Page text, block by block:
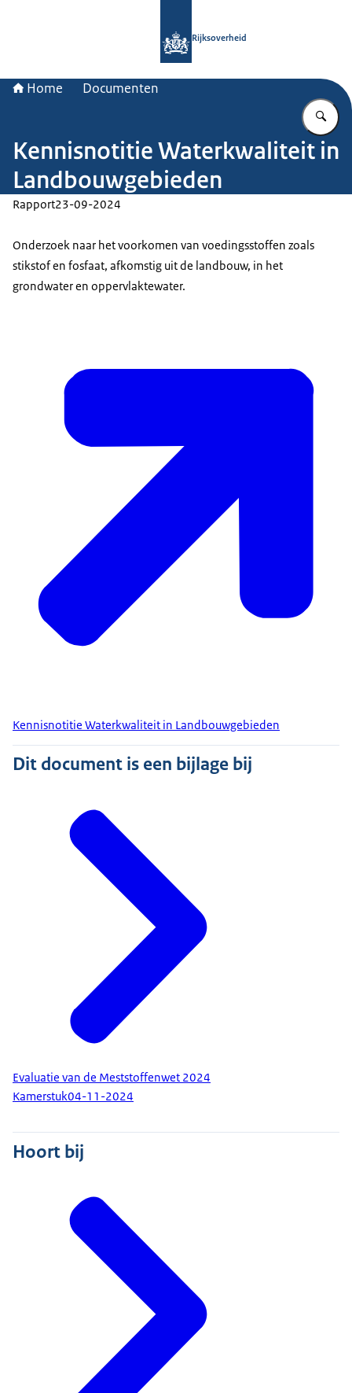
Rijksoverheid
Home Documenten
Kennisnotitie Waterkwaliteit in
Landbouwgebieden
Rapport23-09-2024
Onderzoek naar het voorkomen van voedingsstoffen zoals
stikstof en fosfaat, afkomstig uit de landbouw, in het
grondwater en oppervlaktewater.
Kennisnotitie Waterkwaliteit in Landbouwgebieden
Dit document is een bijlage bij
Evaluatie van de Meststoffenwet 2024
Kamerstuk04-11-2024
Hoort bij